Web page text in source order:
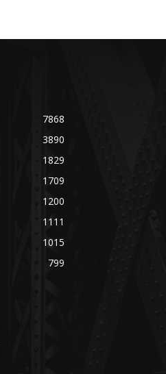
7868
3890
1829
1709
1200
1111
1015
799